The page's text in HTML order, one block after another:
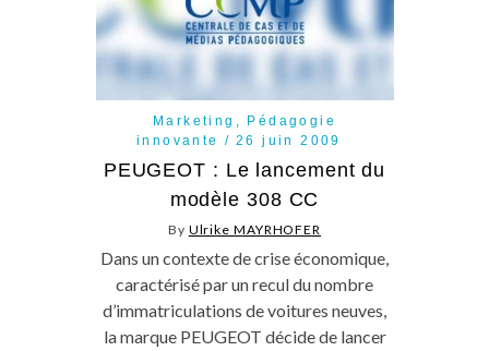
Marketing ,
Pédagogie
innovante
26 juin 2009
PEUGEOT : Le lancement du
modèle 308 CC
By Ulrike MAYRHOFER
Dans un contexte de crise économique,
caractérisé par un recul du nombre
d’immatriculations de voitures neuves,
la marque PEUGEOT décide de lancer